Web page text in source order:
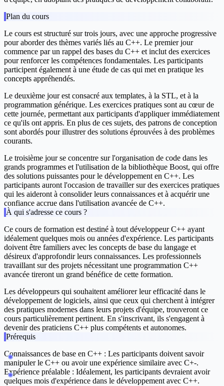
Plan du cours
Le cours est structuré sur trois jours, avec une approche progressive
pour aborder des thèmes variés liés au C++. Le premier jour
commence par un rappel des bases du C++ et inclut des exercices
pour renforcer les compétences fondamentales. Les participants
participent également à une étude de cas qui met en pratique les
concepts appréhendés.
Le deuxième jour est consacré aux templates, à la STL, et à la
programmation générique. Les exercices pratiques sont au cœur de
cette journée, permettant aux participants d'appliquer immédiatement
ce qu'ils ont appris. En plus de ces sujets, des patrons de conception
sont abordés pour illustrer des solutions éprouvées à des problèmes
courants.
Le troisième jour se concentre sur l'organisation de code dans les
grands programmes et l'utilisation de la bibliothèque Boost, qui offre
des solutions puissantes pour le développement en C++. Les
participants auront l'occasion de travailler sur des exercices pratiques
qui les aideront à consolider leurs connaissances et à acquérir une
confiance accrue dans l'utilisation avancée de C++.
À qui s'adresse ce cours ?
Ce cours de formation est destiné à tout développeur C++ ayant
idéalement quelques mois ou années d'expérience. Les participants
doivent être familiers avec les concepts de base du langage et
désireux d'approfondir leurs connaissances. Les professionnels
travaillant sur des projets nécessitant une programmation C++
avancée tireront un grand bénéfice de cette formation.
Les développeurs qui souhaitent améliorer leur efficacité dans le
développement de logiciels, ainsi que ceux qui cherchent à intégrer
des pratiques modernes dans leurs projets d'équipe, trouveront ce
cours particulièrement pertinent. En s'inscrivant, ils s'engagent à
devenir des praticiens C++ plus compétents et autonomes.
Prérequis
Connaissances de base en C++ : Les participants doivent savoir
manipuler le C++ ou avoir une expérience similaire avec C+-.
Expérience préalable : Idéalement, les participants devraient avoir
quelques mois d'expérience dans le développement avec C++.